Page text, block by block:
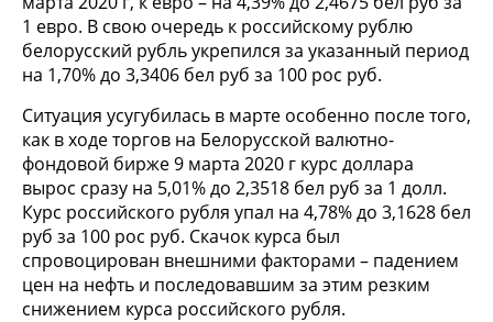
1 евро. В свою очередь к российскому рублю
белорусский рубль укрепился за указанный период
на 1,70% до 3,3406 бел руб за 100 рос руб.
Ситуация усугубилась в марте особенно после того,
как в ходе торгов на Белорусской валютно-
фондовой бирже 9 марта 2020 г курс доллара
вырос сразу на 5,01% до 2,3518 бел руб за 1 долл.
Курс российского рубля упал на 4,78% до 3,1628 бел
руб за 100 рос руб. Скачок курса был
спровоцирован внешними факторами – падением
цен на нефть и последовавшим за этим резким
снижением курса российского рубля.